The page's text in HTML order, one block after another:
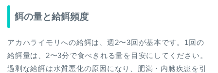
餌の量と給餌頻度
アカハライモリへの給餌は、週2〜3回が基本です。1回の
給餌量は、2〜3分で食べきれる量を目安にしてください。
過剰な給餌は水質悪化の原因になり、肥満・内臓疾患を引